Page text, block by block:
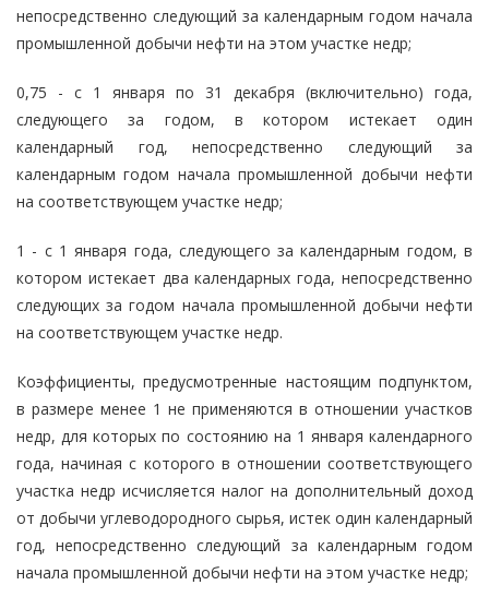
непосредственно следующий за календарным годом начала
промышленной добычи нефти на этом участке недр;
0,75 - с 1 января по 31 декабря (включительно) года,
следующего за годом, в котором истекает один
календарный год, непосредственно следующий за
календарным годом начала промышленной добычи нефти
на соответствующем участке недр;
1 - с 1 января года, следующего за календарным годом, в
котором истекает два календарных года, непосредственно
следующих за годом начала промышленной добычи нефти
на соответствующем участке недр.
Коэффициенты, предусмотренные настоящим подпунктом,
в размере менее 1 не применяются в отношении участков
недр, для которых по состоянию на 1 января календарного
года, начиная с которого в отношении соответствующего
участка недр исчисляется налог на дополнительный доход
от добычи углеводородного сырья, истек один календарный
год, непосредственно следующий за календарным годом
начала промышленной добычи нефти на этом участке недр;